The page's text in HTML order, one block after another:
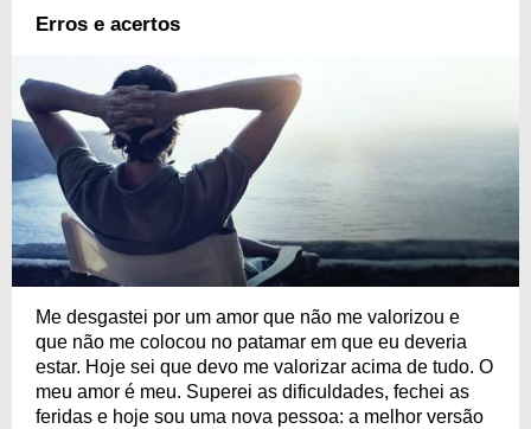
Erros e acertos
Me desgastei por um amor que não me valorizou e
que não me colocou no patamar em que eu deveria
estar. Hoje sei que devo me valorizar acima de tudo. O
meu amor é meu. Superei as dificuldades, fechei as
feridas e hoje sou uma nova pessoa: a melhor versão